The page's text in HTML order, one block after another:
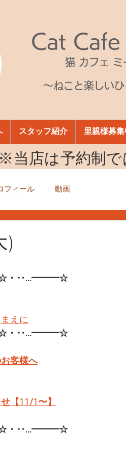
Cat Cafe
猫 カフェ ミ
～ねこと楽しい
スタッフ紹介 里親様募集
​※当店は予約制で
フィール 動画
)
・‥…━━━☆
えに
・‥…━━━☆
客様へ
【11/1〜】
・‥…━━━☆